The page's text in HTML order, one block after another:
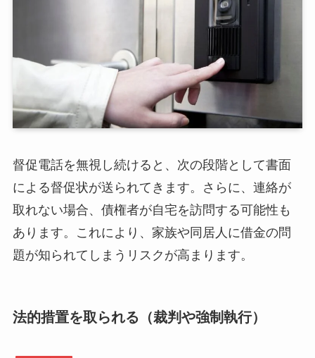
督促電話を無視し続けると、次の段階として書面
による督促状が送られてきます。さらに、連絡が
取れない場合、債権者が自宅を訪問する可能性も
あります。これにより、家族や同居人に借金の問
題が知られてしまうリスクが高まります。
法的措置を取られる（裁判や強制執行）